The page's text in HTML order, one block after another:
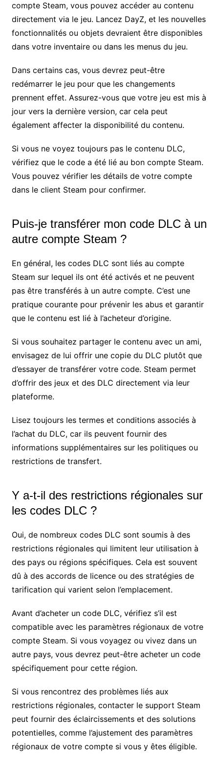
compte Steam, vous pouvez accéder au contenu
directement via le jeu. Lancez DayZ, et les nouvelles
fonctionnalités ou objets devraient être disponibles
dans votre inventaire ou dans les menus du jeu.
Dans certains cas, vous devrez peut-être
redémarrer le jeu pour que les changements
prennent effet. Assurez-vous que votre jeu est mis à
jour vers la dernière version, car cela peut
également affecter la disponibilité du contenu.
Si vous ne voyez toujours pas le contenu DLC,
vérifiez que le code a été lié au bon compte Steam.
Vous pouvez vérifier les détails de votre compte
dans le client Steam pour confirmer.
Puis-je transférer mon code DLC à un
autre compte Steam ?
En général, les codes DLC sont liés au compte
Steam sur lequel ils ont été activés et ne peuvent
pas être transférés à un autre compte. C’est une
pratique courante pour prévenir les abus et garantir
que le contenu est lié à l’acheteur d’origine.
Si vous souhaitez partager le contenu avec un ami,
envisagez de lui offrir une copie du DLC plutôt que
d’essayer de transférer votre code. Steam permet
d’offrir des jeux et des DLC directement via leur
plateforme.
Lisez toujours les termes et conditions associés à
l’achat du DLC, car ils peuvent fournir des
informations supplémentaires sur les politiques ou
restrictions de transfert.
Y a-t-il des restrictions régionales sur
les codes DLC ?
Oui, de nombreux codes DLC sont soumis à des
restrictions régionales qui limitent leur utilisation à
des pays ou régions spécifiques. Cela est souvent
dû à des accords de licence ou des stratégies de
tarification qui varient selon l’emplacement.
Avant d’acheter un code DLC, vérifiez s’il est
compatible avec les paramètres régionaux de votre
compte Steam. Si vous voyagez ou vivez dans un
autre pays, vous devrez peut-être acheter un code
spécifiquement pour cette région.
Si vous rencontrez des problèmes liés aux
restrictions régionales, contacter le support Steam
peut fournir des éclaircissements et des solutions
potentielles, comme l’ajustement des paramètres
régionaux de votre compte si vous y êtes éligible.